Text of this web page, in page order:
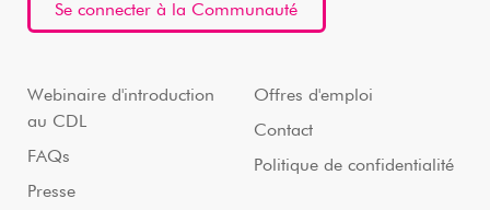
Se connecter à la Communauté
Webinaire d'introduction
au CDL
FAQs
Presse
Offres d'emploi
Contact
Politique de confidentialité